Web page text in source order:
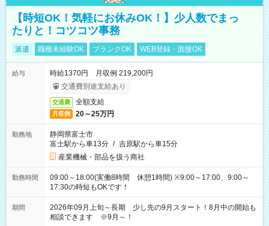
【時短OK！気軽にお休みOK！】少人数でまっ
たりと！コツコツ事務
派遣 職種未経験OK ブランクOK WEB登録・面接OK
給与
時給1370円 月収例 219,200円
交通費別途支給あり
交通費 全額支給
月収例 20～25万円
勤務地
静岡県富士市
富士駅から車13分 / 吉原駅から車15分
産業機械・部品を扱う商社
勤務時間
09:00～18:00(実働8時間 休憩1時間) ※9:00～17:00、9:00～
17:30の時短もOKです！
期間
2026年09月上旬～長期 少し先の9月スタート！8月中の開始も
相談できます ※9月～！